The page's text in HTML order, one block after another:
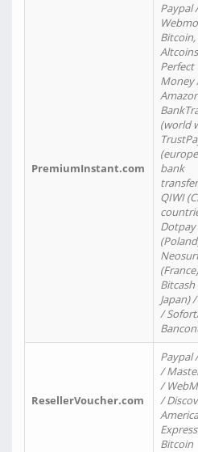
PremiumInstant.com
Paypal /
Bitcoin,
Perfect
Money
(world
bank
QIWI
Dotpay
Neosurf
Bitcash
Japan)
/
ResellerVoucher.com
Paypal
/
/
/
Bitcoin